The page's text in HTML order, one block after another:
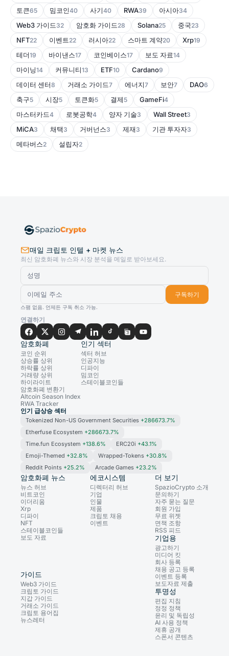
토큰65 밈코인40 사기40 RWA39 아시아34
Web3 가이드 32 암호화 가이드 28 Solana25 중국23
NFT22 이벤트 22 러시아22 스마트 계약20 Xrp19
테더19 바이낸스17 코인베이스17 보도 자료14
마이닝14 커뮤니티13 ETF10 Cardano9
데이터 센터8 거래소 가이드7 에너지7 보안7 DAO6
축구5 시장5 토큰화5 결제 5 GameFi4
마스터카드4 로봇공학4 양자 기술3 Wall Street3
MiCA3 채택 3 거버넌스3 제재 3 기관 투자자3
메타버스2 설립자2
매일 크립토 인텔 + 마켓 뉴스
최신 암호화폐 뉴스와 시장 분석을 메일로 받아보세요.
구독하기
스팸 없음. 언제든 구독 취소 가능.
연결하기
암호화폐
코인 순위
상승률 상위
하락률 상위
거래량 상위
하이라이트
암호화폐 변환기
Altcoin Season Index
RWA Tracker
인기 섹터
섹터 허브
인공지능
디파이
밈코인
스테이블코인들
인기 급상승 섹터
Tokenized Non-US Government Securities +286673.7%
Etherfuse Ecosystem +286673.7%
Time.fun Ecosystem +138.6% ERC20i +43.1%
Emoji-Themed +32.8% Wrapped-Tokens +30.8%
Reddit Points +25.2% Arcade Games +23.2%
암호화폐 뉴스
뉴스 허브
비트코인
이더리움
Xrp
디파이
NFT
스테이블코인들
보도 자료
에코시스템
디렉터리 허브
기업
인물
제품
크립토 채용
이벤트
가이드
Web3 가이드
크립토 가이드
지갑 가이드
거래소 가이드
크립토 용어집
뉴스레터
더 보기
SpazioCrypto 소개
문의하기
자주 묻는 질문
회원 가입
무료 위젯
면책 조항
RSS 피드
기업용
광고하기
미디어 킷
회사 등록
채용 공고 등록
이벤트 등록
보도자료 제출
투명성
편집 지침
정정 정책
윤리 및 독립성
AI 사용 정책
제휴 공개
스폰서 콘텐츠